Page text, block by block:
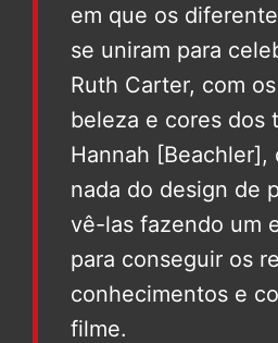
em que os
se uniram para
Ruth Carter, com
beleza e cores dos
Hannah [Beachler],
nada do design de
vê-las fazendo um
para conseguir os
conhecimentos e
filme.